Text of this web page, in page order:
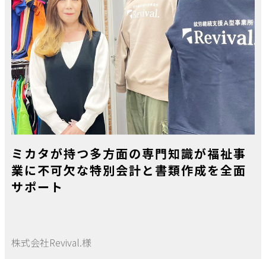
ミカタが持つ多方面の専門知識が福祉事
業に不可欠な特別会計と書類作成を全面
サポート
株式会社Revival.様